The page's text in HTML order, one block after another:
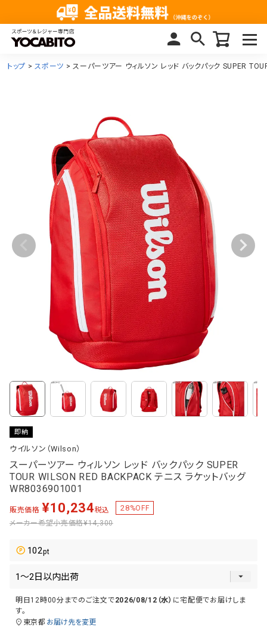
トップ スポーツ スーパーツアー ウィルソン レッド バックパック SUPER
即納
ウイルソン（Wilson）
スーパーツアー ウィルソン レッド バックパック SUPER
TOUR WILSON RED BACKPACK テニス ラケットバッグ
WR8036901001
販売価格 ¥10,234税込 28%OFF
メーカー希望小売価格¥14,300
102
明日12時00分 までのご注文で2026/08/12（水） に宅配便でお届けしま
す。
東京都 お届け先を変更